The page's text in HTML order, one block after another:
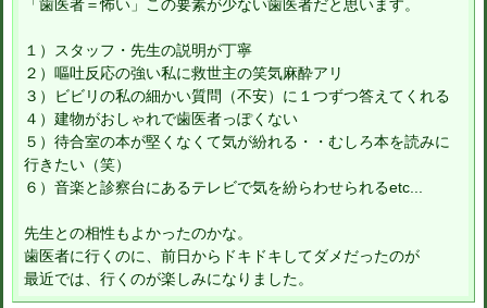
「歯医者＝怖い」この要素が少ない歯医者だと思います。
１）スタッフ・先生の説明が丁寧
２）嘔吐反応の強い私に救世主の笑気麻酔アリ
３）ビビリの私の細かい質問（不安）に１つずつ答えてくれる
４）建物がおしゃれで歯医者っぽくない
５）待合室の本が堅くなくて気が紛れる・・むしろ本を読みに
行きたい（笑）
６）音楽と診察台にあるテレビで気を紛らわせられるetc...
先生との相性もよかったのかな。
歯医者に行くのに、前日からドキドキしてダメだったのが
最近では、行くのが楽しみになりました。